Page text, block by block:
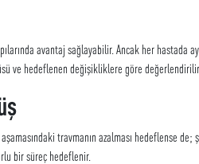
avantaj sağlayabilir. Ancak her hastada
ve hedeflenen değişikliklere göre değerlendirilir.
travmanın azalması hedeflense de;
bir süreç hedeflenir.